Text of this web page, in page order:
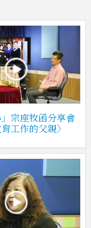
宗座牧函分享會
工作的父親〉